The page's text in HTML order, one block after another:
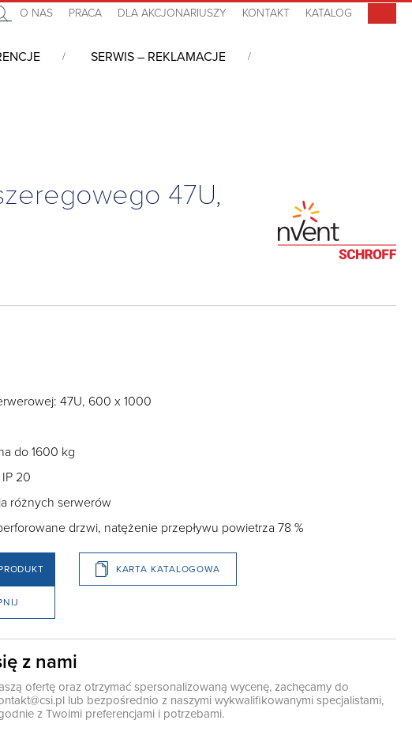
O NAS PRACA DLA AKCJONARIUSZY KONTAKT KATALOG
SERWIS – REKLAMACJE
47U,
47U, 600 x 1000
do 1600 kg
20
różnych serwerów
drzwi, natężenie przepływu powietrza 78 %
KARTA KATALOGOWA
z nami
ofertę oraz otrzymać spersonalizowaną wycenę, zachęcamy do
lub bezpośrednio z naszymi wykwalifikowanymi specjalistami,
z Twoimi preferencjami i potrzebami.